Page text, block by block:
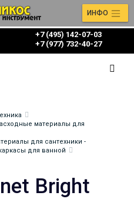
+7 (495) 142-07-03
‎‎+7 (977) 732-40-27
ИНФО
материалы для
для сантехники -
для ванной
Bright